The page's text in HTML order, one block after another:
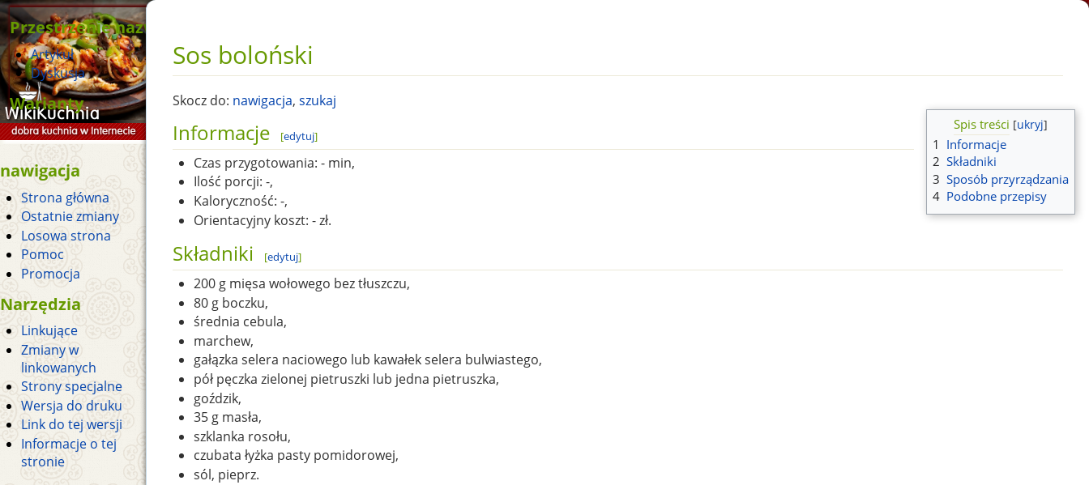
Sos boloński
Skocz do: nawigacja, szukaj
Spis treści
1 Informacje
2 Składniki
3 Sposób przyrządzania
4 Podobne przepisy
Informacje [edytuj]
Czas przygotowania: - min,
Ilość porcji: -,
Kaloryczność: -,
Orientacyjny koszt: - zł.
Składniki [edytuj]
200 g mięsa wołowego bez tłuszczu,
80 g boczku,
średnia cebula,
marchew,
gałązka selera naciowego lub kawałek selera bulwiastego,
pół pęczka zielonej pietruszki lub jedna pietruszka,
goździk,
35 g masła,
szklanka rosołu,
czubata łyżka pasty pomidorowej,
sól, pieprz.
Przestrzenie nazw
Artykuł
Dyskusja
Warianty
nawigacja
Strona główna
Ostatnie zmiany
Losowa strona
Pomoc
Promocja
Narzędzia
Linkujące
Zmiany w
linkowanych
Strony specjalne
Wersja do druku
Link do tej wersji
Informacje o tej
stronie